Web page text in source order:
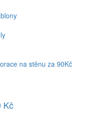
na stěnu za 90Kč
Kč